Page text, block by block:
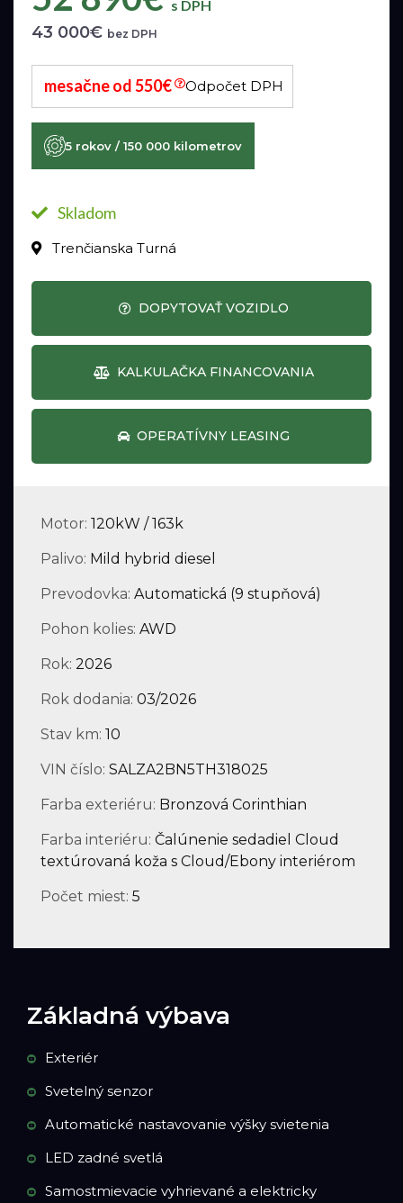
s DPH
43 000€ bez DPH
mesačne od 550€ Odpočet DPH
5 rokov / 150 000 kilometrov
Skladom
Trenčianska Turná
DOPYTOVAŤ VOZIDLO
KALKULAČKA FINANCOVANIA
OPERATÍVNY LEASING
Motor: 120kW / 163k
Palivo: Mild hybrid diesel
Prevodovka: Automatická (9 stupňová)
Pohon kolies: AWD
Rok: 2026
Rok dodania: 03/2026
Stav km: 10
VIN číslo: SALZA2BN5TH318025
Farba exteriéru: Bronzová Corinthian
Farba interiéru: Čalúnenie sedadiel Cloud
textúrovaná koža s Cloud/Ebony interiérom
Počet miest: 5
Základná výbava
Exteriér
Svetelný senzor
Automatické nastavovanie výšky svietenia
LED zadné svetlá
Samostmievacie vyhrievané a elektricky